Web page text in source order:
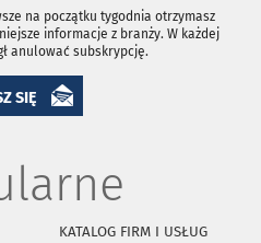
na początku tygodnia otrzymasz
informacje z branży. W każdej
anulować subskrypcję.
SIĘ
KATALOG FIRM I USŁUG